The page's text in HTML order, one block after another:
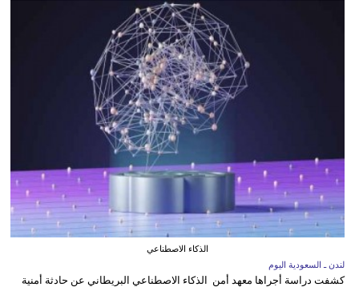
الذكاء الاصطناعي
لندن ـ السعودية اليوم
كشفت دراسة أجراها معهد أمن الذكاء الاصطناعي البريطاني عن حادثة أمنية